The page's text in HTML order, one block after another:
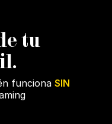
tu
funciona SIN